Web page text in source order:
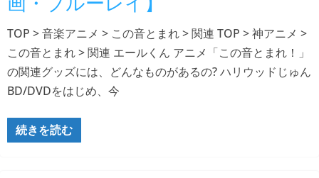
TOP > 音楽アニメ > この音とまれ > 関連 TOP > 神アニメ >
この音とまれ > 関連 エールくん アニメ「この音とまれ！」
の関連グッズには、どんなものがあるの? ハリウッドじゅん
BD/DVDをはじめ、今
続きを読む